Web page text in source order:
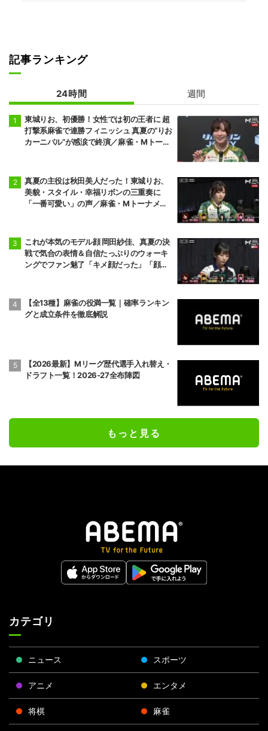
記事ランキング
24時間 週間
東城りお、初優勝！女性では初の王者に 超
打撃系麻雀で連勝フィニッシュ 真夏の“りお
カーニバル”が感涙で終演／麻雀・Mトーナ
真夏の主役は秋田美人だった！東城りお、
美貌・スタイル・幸福リボンの三重奏に
「一番可愛い」の声／麻雀・Mトーナメン
これが本気のモデル顔 岡田紗佳、真夏の決
戦で気合の表情＆自信たっぷりのウォーキ
ングでファン魅了「キメ顔だった」「顔小
【全13種】麻雀の役満一覧｜確率ランキン
グと成立条件を徹底解説
【2026最新】Mリーグ歴代選手入れ替え・
ドラフト一覧！2026-27全布陣図
もっと見る
カテゴリ
ニュース スポーツ
アニメ エンタメ
将棋 麻雀